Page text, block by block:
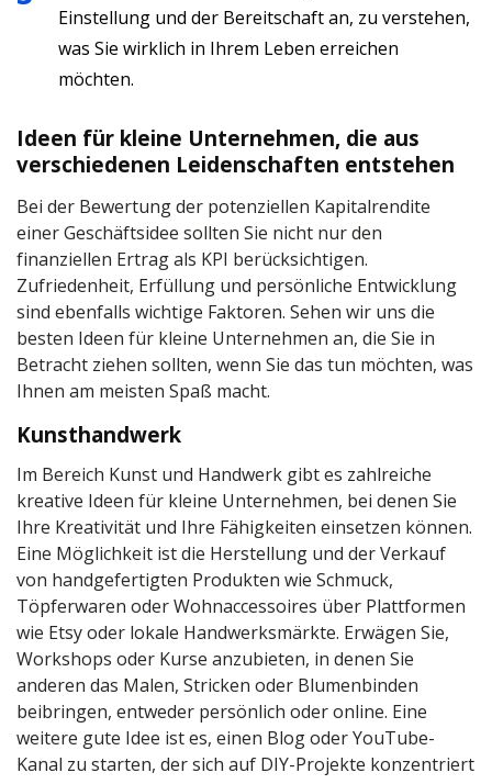
Einstellung und der Bereitschaft an, zu verstehen,
was Sie wirklich in Ihrem Leben erreichen
möchten.
Ideen für kleine Unternehmen, die aus
verschiedenen Leidenschaften entstehen
Bei der Bewertung der potenziellen Kapitalrendite
einer Geschäftsidee sollten Sie nicht nur den
finanziellen Ertrag als KPI berücksichtigen.
Zufriedenheit, Erfüllung und persönliche Entwicklung
sind ebenfalls wichtige Faktoren. Sehen wir uns die
besten Ideen für kleine Unternehmen an, die Sie in
Betracht ziehen sollten, wenn Sie das tun möchten, was
Ihnen am meisten Spaß macht.
Kunsthandwerk
Im Bereich Kunst und Handwerk gibt es zahlreiche
kreative Ideen für kleine Unternehmen, bei denen Sie
Ihre Kreativität und Ihre Fähigkeiten einsetzen können.
Eine Möglichkeit ist die Herstellung und der Verkauf
von handgefertigten Produkten wie Schmuck,
Töpferwaren oder Wohnaccessoires über Plattformen
wie Etsy oder lokale Handwerksmärkte. Erwägen Sie,
Workshops oder Kurse anzubieten, in denen Sie
anderen das Malen, Stricken oder Blumenbinden
beibringen, entweder persönlich oder online. Eine
weitere gute Idee ist es, einen Blog oder YouTube-
Kanal zu starten, der sich auf DIY-Projekte konzentriert